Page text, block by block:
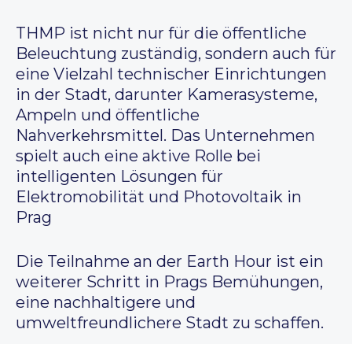
THMP ist nicht nur für die öffentliche
Beleuchtung zuständig, sondern auch für
eine Vielzahl technischer Einrichtungen
in der Stadt, darunter Kamerasysteme,
Ampeln und öffentliche
Nahverkehrsmittel. Das Unternehmen
spielt auch eine aktive Rolle bei
intelligenten Lösungen für
Elektromobilität und Photovoltaik in
Prag
Die Teilnahme an der Earth Hour ist ein
weiterer Schritt in Prags Bemühungen,
eine nachhaltigere und
umweltfreundlichere Stadt zu schaffen.